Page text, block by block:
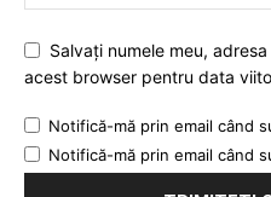
Salvați numele meu,
acest browser pentru data
Notifică-mă prin email când
Notifică-mă prin email când